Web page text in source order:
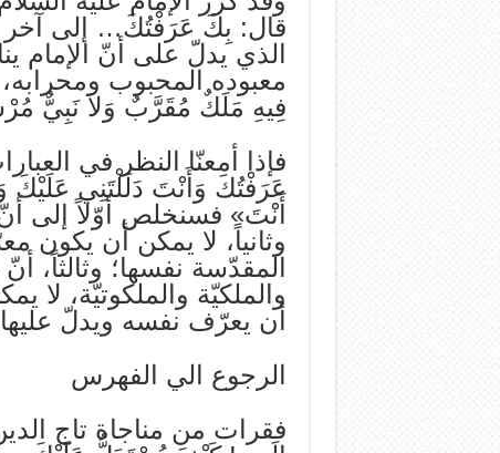
قال‌: بِكَ عَرَفْتُكَ… إلی آخر
الذي‌ يدلّ علی أنّ الإمام‌
معبوده‌ المحبوب‌
فِيهِ مَلَكٌ مُقَرَّبٌ وَلاَ نَبِي‌ٌّ
فإذا أمعنّا النظر في‌
عَرَفْتُكَ وَأَنْتَ دَلَلْتَنِي‌ عَلَيْكَ
أَنْتَ» فسنخلص‌ أوّلاً إلی أنّ
وثانياً، لا يمكن‌ أن‌ يكون‌
المقدّسة‌ نفسها؛ وثالثاً،
والملكيّة‌ والملكوتيّة‌، لا
أن‌ يعرّف‌ نفسه‌ ويدلّ
الرجوع الي الفهرس
فقرات‌ من‌ مناجاة‌ تاج‌